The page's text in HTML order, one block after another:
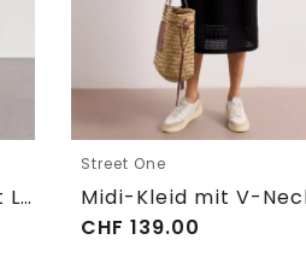
Midikleid aus Mesh mit Leo-Print
Street One
CHF 139.00